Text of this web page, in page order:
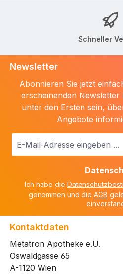
Schneller
Newsletter
Abonnieren Sie jetzt
erscheinenden Newsletter
unter den Ersten sein,
Angebote
E-
Ich habe die
genommen und die AGB
Kontaktdaten
Metatron Apotheke e.U.
Oswaldgasse 65
A-1120 Wien